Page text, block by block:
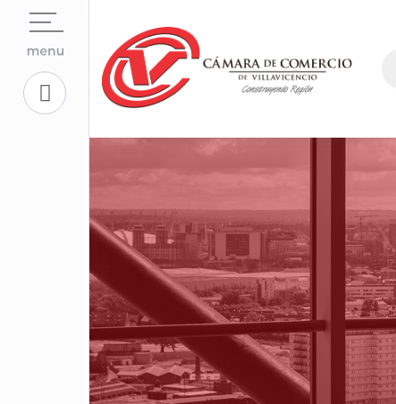
La Cámara
Servicios En Línea.
Open
Trabaje con Nosotros
Open
Aplicativos Corporativos.